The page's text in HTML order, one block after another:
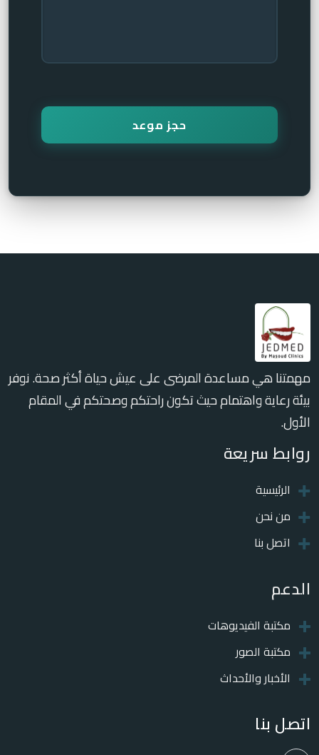
مهمتنا هي مساعدة المرضى على عيش حياة أكثر صحة. نوفر
بيئة رعاية واهتمام حيث تكون راحتكم وصحتكم في المقام
الأول.
روابط سريعة
الرئيسية
من نحن
اتصل بنا
الدعم
مكتبة الفيديوهات
مكتبة الصور
الأخبار والأحداث
اتصل بنا